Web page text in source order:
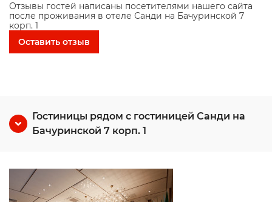
Отзывы гостей написаны посетителями нашего сайта
после проживания в отеле Санди на Бачуринской 7
корп. 1
Оставить отзыв
Гостиницы рядом с гостиницей Санди на
Бачуринской 7 корп. 1